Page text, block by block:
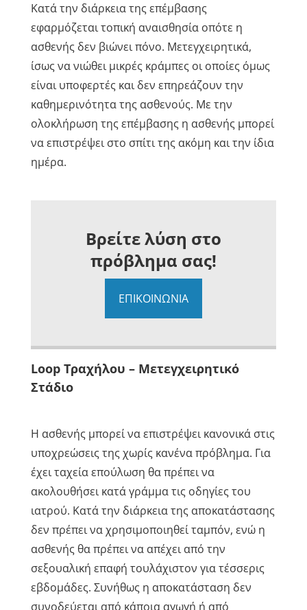
Κατά την διάρκεια της επέμβασης
εφαρμόζεται τοπική αναισθησία οπότε η
ασθενής δεν βιώνει πόνο. Μετεγχειρητικά,
ίσως να νιώθει μικρές κράμπες οι οποίες όμως
είναι υποφερτές και δεν επηρεάζουν την
καθημερινότητα της ασθενούς. Με την
ολοκλήρωση της επέμβασης η ασθενής μπορεί
να επιστρέψει στο σπίτι της ακόμη και την ίδια
ημέρα.
Βρείτε λύση στο
πρόβλημα σας!
ΕΠΙΚΟΙΝΩΝΙΑ
Loop Τραχήλου – Μετεγχειρητικό
Στάδιο
Η ασθενής μπορεί να επιστρέψει κανονικά στις
υποχρεώσεις της χωρίς κανένα πρόβλημα. Για
έχει ταχεία επούλωση θα πρέπει να
ακολουθήσει κατά γράμμα τις οδηγίες του
ιατρού. Κατά την διάρκεια της αποκατάστασης
δεν πρέπει να χρησιμοποιηθεί ταμπόν, ενώ η
ασθενής θα πρέπει να απέχει από την
σεξουαλική επαφή τουλάχιστον για τέσσερις
εβδομάδες. Συνήθως η αποκατάσταση δεν
συνοδεύεται από κάποια αγωγή ή από